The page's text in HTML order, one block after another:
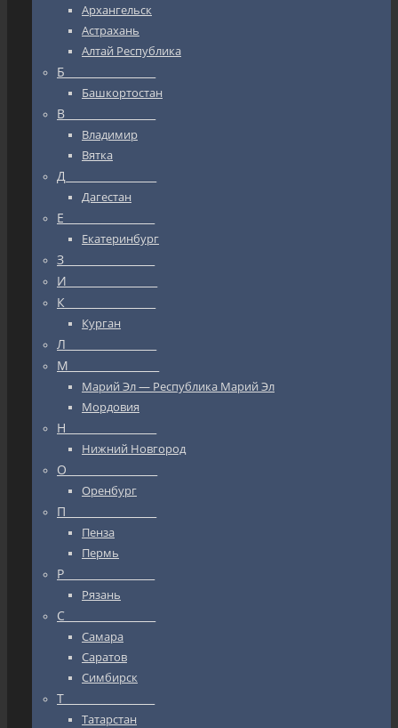
Архангельск
Астрахань
Алтай Республика
Б_________________
Башкортостан
В_________________
Владимир
Вятка
Д_________________
Дагестан
Е_________________
Екатеринбург
З_________________
И_________________
К_________________
Курган
Л_________________
М_________________
Марий Эл — Республика Марий Эл
Мордовия
Н_________________
Нижний Новгород
О_________________
Оренбург
П_________________
Пенза
Пермь
Р_________________
Рязань
С_________________
Самара
Саратов
Симбирск
Т_________________
Татарстан